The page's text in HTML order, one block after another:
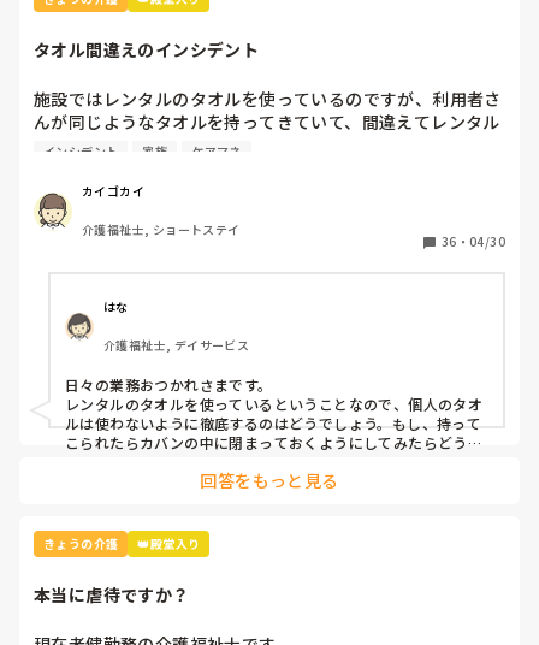
タオル間違えのインシデント
施設ではレンタルのタオルを使っているのですが、利用者さ
んが同じようなタオルを持ってきていて、間違えてレンタル
業者に出してしまいました。
本人と家族とケアマネとレンタル業者に謝罪して、インシデ
ントを書きましたが、対策って何？
インシデント 家族 ケアマネ
カイゴカイ
介護福祉士, ショートステイ
36 ・ 04/30
はな
介護福祉士, デイサービス
日々の業務おつかれさまです。
レンタルのタオルを使っているということなので、個人のタオ
ルは使わないように徹底するのはどうでしょう。もし、持って
こられたらカバンの中に閉まっておくようにしてみたらどうで
回答をもっと見る
きょうの介護 👑殿堂入り
本当に虐待ですか？